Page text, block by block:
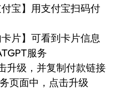
宝】用支付宝扫码付
片】可看到卡片信息
服务
升级，并复制付款链接
页面中，点击升级